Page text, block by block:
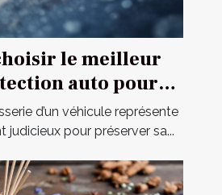
le meilleur
auto pour
?
d’un véhicule représente
judicieux pour préserver sa...